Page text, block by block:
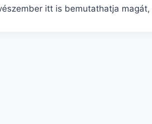
itt is bemutathatja